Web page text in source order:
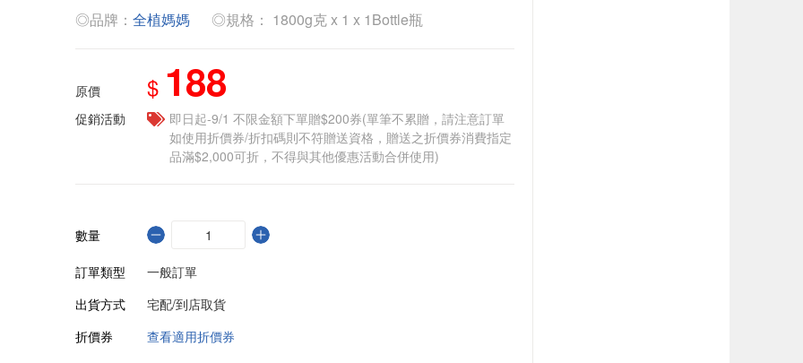
◎品牌： 全植媽媽 ◎規格： 1800g克 x 1 x 1Bottle瓶
原價 $ 188
促銷活動
即日起-9/1 不限金額下單贈$200券(單筆不累贈，請注意訂單
如使用折價券/折扣碼則不符贈送資格，贈送之折價券消費指定
品滿$2,000可折，不得與其他優惠活動合併使用)
數量
訂單類型
一般訂單
出貨方式
宅配/到店取貨
折價券
查看適用折價券